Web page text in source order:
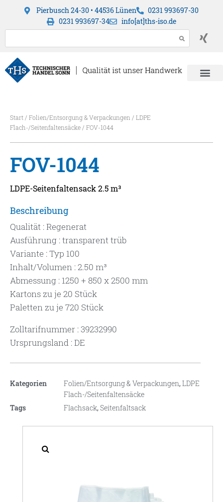
Pierbusch 24-30 • 44536 Lünen
0231 993697-30
0231 993697-34
info[at]ths-iso.de
Start/ Folien/Entsorgung & Verpackungen / LDPE
Flach-/Seitenfaltensäcke/ FOV-1044
FOV-1044
LDPE-Seitenfaltensack 2.5 m³
Beschreibung
Qualität : Regenerat
Ausführung : transparent trüb
Variante : Typ 100
Inhalt/Volumen : 2.50 m³
Abmessung : 1250 + 850 x 2500 mm
Kartons zu je 20 Stück
Paletten zu je 720 Stück
Zolltarifnummer : 39232990
Ursprungsland : DE
Kategorien Folien/Entsorgung & Verpackungen,LDPE
Flach-/Seitenfaltensäcke
Tags
Flachsack,Seitenfaltsack